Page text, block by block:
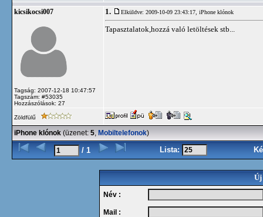
kicsikocsi007
Tagság: 2007-12-18 10:47:57
Tagszám: #53035
Hozzászólások: 27
1. Elküldve: 2009-10-09 23:43:17, iPhone klónok
Tapasztalatok,hozzá való letöltések stb...
Zöldfülű
iPhone klónok (üzenet: 5, Mobiltelefonok)
/ 1 Lista:
Új
Név :
Mail :